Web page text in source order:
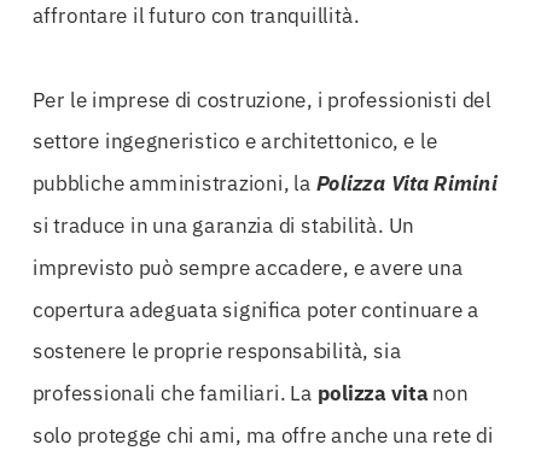
affrontare il futuro con tranquillità.
Per le imprese di costruzione, i professionisti del
settore ingegneristico e architettonico, e le
pubbliche amministrazioni, la Polizza Vita Rimini
si traduce in una garanzia di stabilità. Un
imprevisto può sempre accadere, e avere una
copertura adeguata significa poter continuare a
sostenere le proprie responsabilità, sia
professionali che familiari. La polizzavitanon
solo protegge chi ami, ma offre anche una rete di